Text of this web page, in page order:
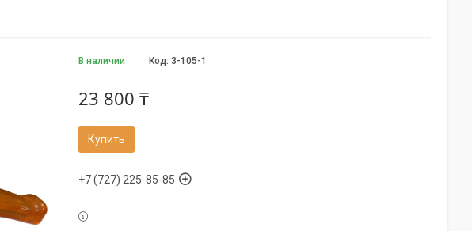
В наличии Код: 3-105-1
23 800 ₸
Купить
+7 (727) 225-85-85